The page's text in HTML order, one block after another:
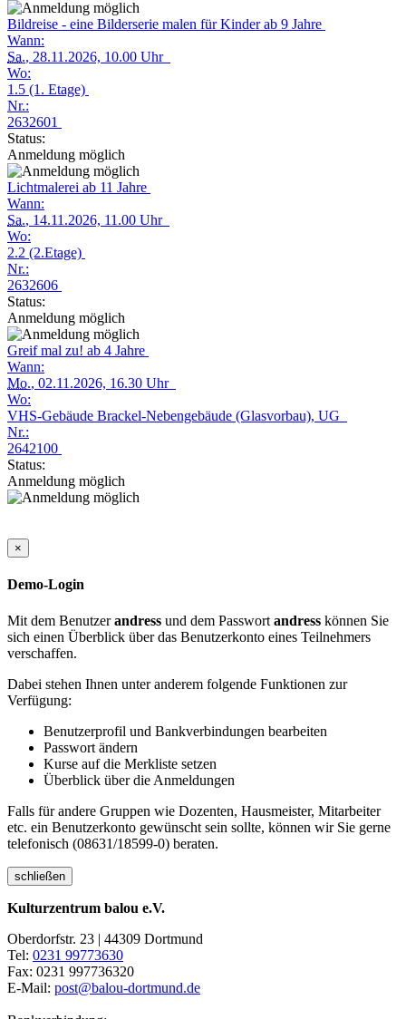
Bildreise - eine Bilderserie malen für Kinder ab 9 Jahre
Wann:
Sa., 28.11.2026, 10.00 Uhr
Wo:
1.5 (1. Etage)
Nr.:
2632601
Status:
Anmeldung möglich
Lichtmalerei ab 11 Jahre
Wann:
Sa., 14.11.2026, 11.00 Uhr
Wo:
2.2 (2.Etage)
Nr.:
2632606
Status:
Anmeldung möglich
Greif mal zu! ab 4 Jahre
Wann:
Mo., 02.11.2026, 16.30 Uhr
Wo:
VHS-Gebäude Brackel-Nebengebäude (Glasvorbau), UG
Nr.:
2642100
Status:
Anmeldung möglich
×
Demo-Login
Mit dem Benutzerandress und dem Passwort andress können Sie
sich einen Überblick über das Benutzerkonto eines Teilnehmers
verschaffen.
Dabei stehen Ihnen unter anderem folgende Funktionen zur
Verfügung:
Benutzerprofil und Bankverbindungen bearbeiten
Passwort ändern
Kurse auf die Merkliste setzen
Überblick über die Anmeldungen
Falls für andere Gruppen wie Dozenten, Hausmeister, Mitarbeiter
etc. ein Benutzerkonto gewünscht sein sollte, können wir Sie gerne
telefonisch (08631/18599-0) beraten.
schließen
Kulturzentrum balou e.V.
Oberdorfstr. 23 | 44309 Dortmund
Tel: 0231 99773630
Fax: 0231 997736320
E-Mail: post@balou-dortmund.de